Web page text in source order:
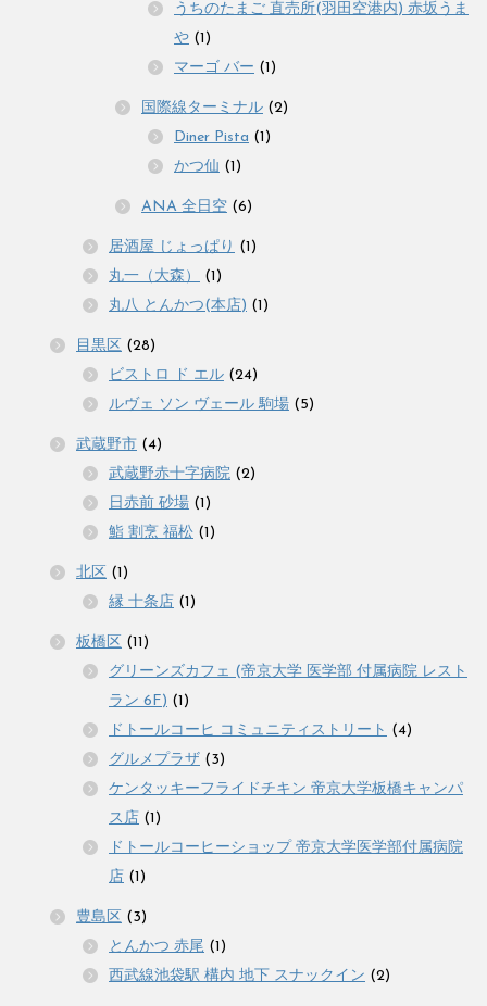
うちのたまご 直売所(羽田空港内) 赤坂うま
や (1)
マーゴ バー (1)
国際線ターミナル (2)
Diner Pista (1)
かつ仙 (1)
ANA 全日空 (6)
居酒屋 じょっぱり (1)
丸一（大森）
(1)
丸八 とんかつ(本店) (1)
目黒区 (28)
ビストロ ド エル (24)
ルヴェ ソン ヴェール 駒場 (5)
武蔵野市 (4)
武蔵野赤十字病院 (2)
日赤前 砂場 (1)
鮨 割烹 福松 (1)
北区 (1)
縁 十条店 (1)
板橋区 (11)
グリーンズカフェ (帝京大学 医学部 付属病院 レスト
ラン 6F) (1)
ドトールコーヒ コミュニティストリート (4)
グルメプラザ (3)
ケンタッキーフライドチキン 帝京大学板橋キャンパ
ス店 (1)
ドトールコーヒーショップ 帝京大学医学部付属病院
店 (1)
豊島区 (3)
とんかつ 赤尾 (1)
西武線池袋駅 構内 地下 スナックイン (2)